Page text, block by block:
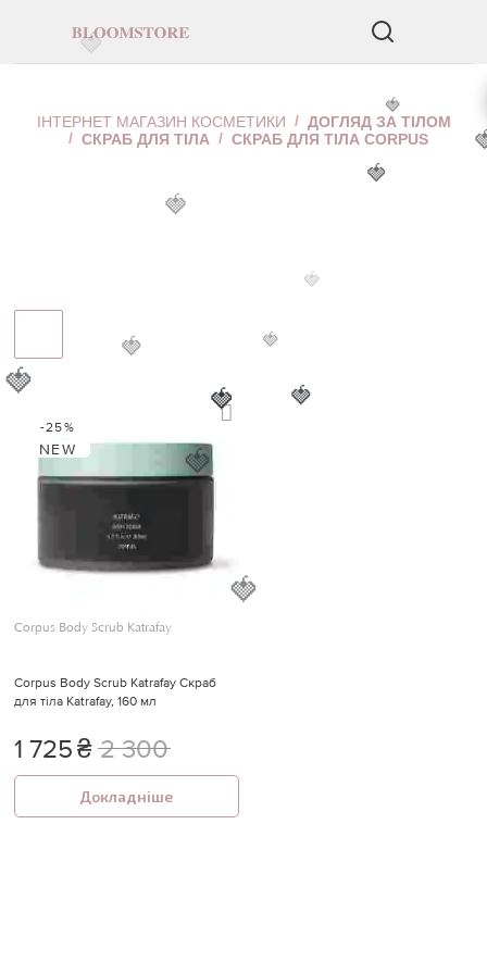
ІНТЕРНЕТ МАГАЗИН КОСМЕТИКИ
ДОГЛЯД ЗА ТІЛОМ
СКРАБ ДЛЯ ТІЛА
СКРАБ ДЛЯ ТІЛА CORPUS
-25%
NEW
Corpus Body Scrub Katrafay
Corpus Body Scrub Katrafay Скраб
для тіла Katrafay, 160 мл
1 725₴ 2 300
Докладніше
🍓
🍓
🍓
🍓
🍓
🍓
🍓
🍓
🍓
🍓
🍓
🍓
🍓